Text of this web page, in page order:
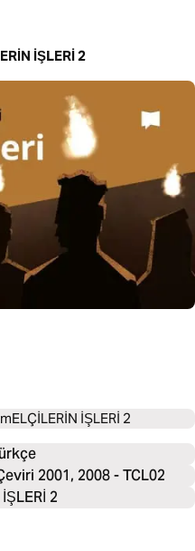
İŞLERİ 2
ELÇİLERİN İŞLERİ 2
2001, 2008 - TCL02
2